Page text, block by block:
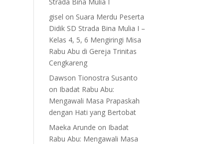
gisel on Suara Merdu Peserta
Didik SD Strada Bina Mulia I –
Kelas 4, 5, 6 Mengiringi Misa
Rabu Abu di Gereja Trinitas
Cengkareng
Dawson Tionostra Susanto
on Ibadat Rabu Abu:
Mengawali Masa Prapaskah
dengan Hati yang Bertobat
Maeka Arunde on Ibadat
Rabu Abu: Mengawali Masa